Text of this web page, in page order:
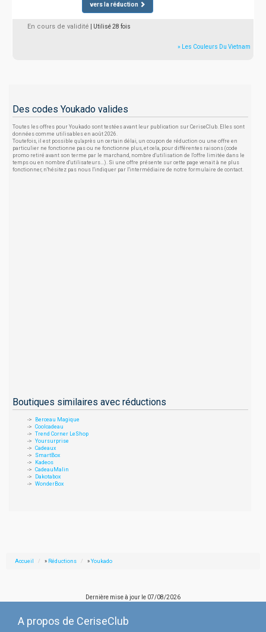
vers la réduction
En cours de validité | Utilisé 28 fois
» Les Couleurs Du Vietnam
Des codes Youkado valides
Toutes les offres pour Youkado sont testées avant leur publication sur CeriseClub. Elles sont
données comme utilisables en août 2026.
Toutefois, il est possible qu'après un certain délai, un coupon de réduction ou une offre en
particulier ne fonctionne pas ou ne fonctionne plus, et cela, pour différentes raisons (code
promo retiré avant son terme par le marchand, nombre d'utilisation de l'offre limitée dans le
temps ou en nombre d'utilisateurs...). Si une offre présente sur cette page venait à ne plus
fonctionner, n'hésitez pas nous l'indiquer par l'intermédiaire de notre formulaire de contact.
Boutiques similaires avec réductions
Berceau Magique
Coolcadeau
Trend Corner LeShop
Yoursurprise
Cadeaux
SmartBox
Kadeos
CadeauMalin
Dakotabox
WonderBox
Accueil » Réductions » Youkado
Dernière mise à jour le 07/08/2026
A propos de CeriseClub